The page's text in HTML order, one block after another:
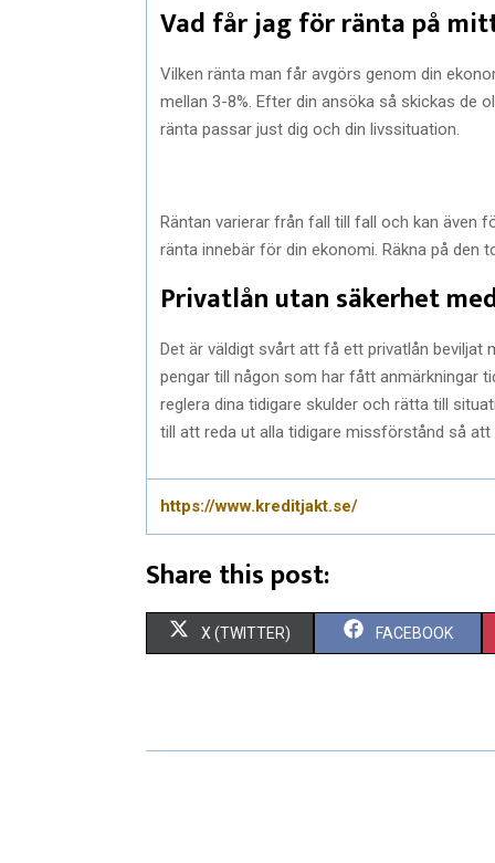
Vad får jag för ränta på
Vilken ränta man får avgörs genom din
mellan 3-8%. Efter din ansöka så skickas de
ränta passar just dig och din livssituation.
Räntan varierar från fall till fall och kan även
ränta innebär för din ekonomi. Räkna på
Privatlån utan säkerhet
Det är väldigt svårt att få ett privatlån beviljat
pengar till någon som har fått anmärkningar
reglera dina tidigare skulder och rätta till
till att reda ut alla tidigare missförstånd så
https://www.kreditjakt.se/
Share this post:
S
R
X (TWITTER) S
R
FACEBOOK